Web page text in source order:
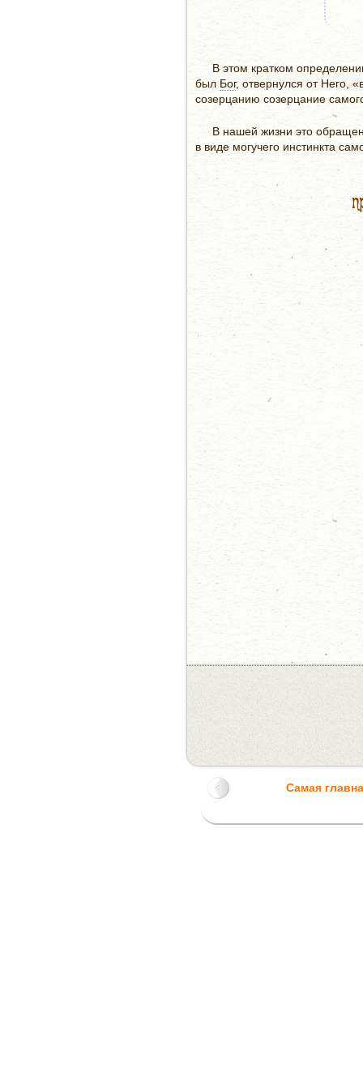
В этом кратком
был Бог, отвернулся от Него,
созерцанию созерцание
В нашей жизни это
в виде могучего инстинкта
Самая